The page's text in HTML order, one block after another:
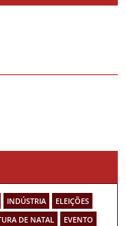
INDÚSTRIA
ELEIÇÕES
DE NATAL
EVENTO